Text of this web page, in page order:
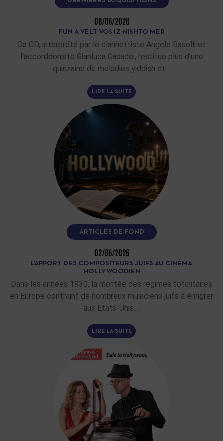
08/06/2026
FUN A VELT VOS IZ NISHTO MER
Ce CD, interprété par le clarinettiste Angelo Baselli et
l’accordéoniste Gianluca Casadei, restitue plus d’une
quinzaine de mélodies yiddish et…
LIRE LA SUITE
ARTICLES DE FOND
02/06/2026
L’APPORT DES COMPOSITEURS JUIFS AU CINÉMA
HOLLYWOODIEN
Dans les années 1930, la montée des régimes totalitaires
en Europe contraint de nombreux musiciens juifs à émigrer
aux Etats-Unis.…
LIRE LA SUITE